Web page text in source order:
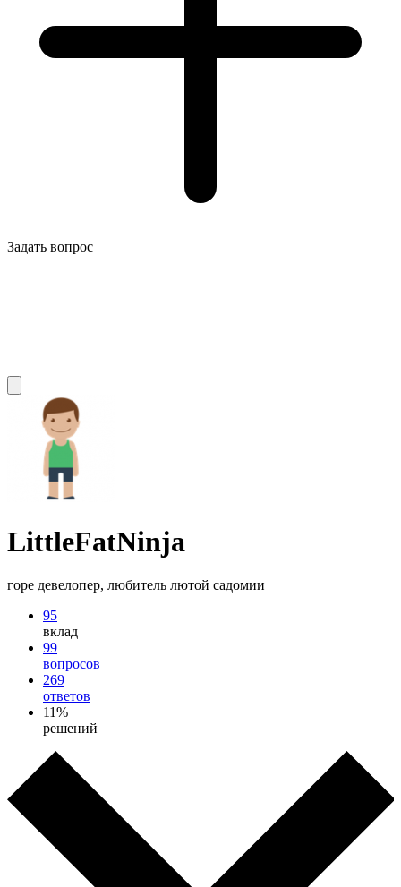
Задать вопрос
LittleFatNinja
горе девелопер, любитель лютой садомии
95
вклад
99
вопросов
269
ответов
11%
решений